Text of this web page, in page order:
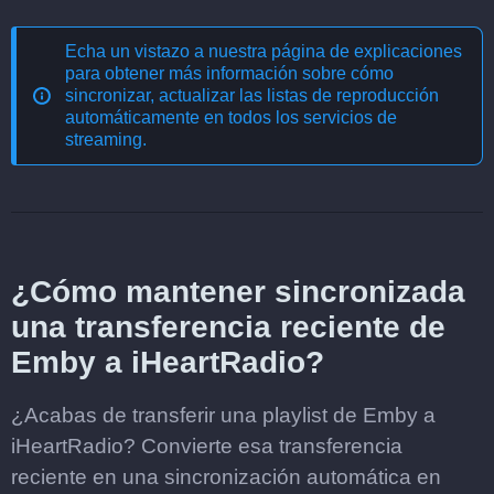
Echa un vistazo a nuestra página de explicaciones
para obtener más información sobre cómo
sincronizar, actualizar las listas de reproducción
automáticamente en todos los servicios de
streaming.
¿Cómo mantener sincronizada
una transferencia reciente de
Emby a iHeartRadio?
¿Acabas de transferir una playlist de Emby a
iHeartRadio? Convierte esa transferencia
reciente en una sincronización automática en